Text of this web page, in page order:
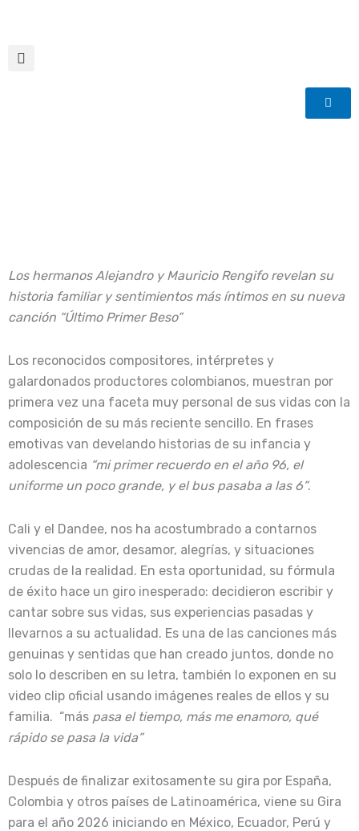
contenido
Los hermanos Alejandro y Mauricio Rengifo revelan su
historia familiar y sentimientos más íntimos en su nueva
canción “Último Primer Beso”
Los reconocidos compositores, intérpretes y
galardonados productores colombianos, muestran por
primera vez una faceta muy personal de sus vidas con la
composición de su más reciente sencillo. En frases
emotivas van develando historias de su infancia y
adolescencia “mi primer recuerdo en el año 96, el
uniforme un poco grande, y el bus pasaba a las 6”.
Cali y el Dandee, nos ha acostumbrado a contarnos
vivencias de amor, desamor, alegrías, y situaciones
crudas de la realidad. En esta oportunidad, su fórmula
de éxito hace un giro inesperado: decidieron escribir y
cantar sobre sus vidas, sus experiencias pasadas y
llevarnos a su actualidad. Es una de las canciones más
genuinas y sentidas que han creado juntos, donde no
solo lo describen en su letra, también lo exponen en su
video clip oficial usando imágenes reales de ellos y su
familia. “más pasa el tiempo, más me enamoro, qué
rápido se pasa la vida”
Después de finalizar exitosamente su gira por España,
Colombia y otros países de Latinoamérica, viene su Gira
para el año 2026 iniciando en México, Ecuador, Perú y